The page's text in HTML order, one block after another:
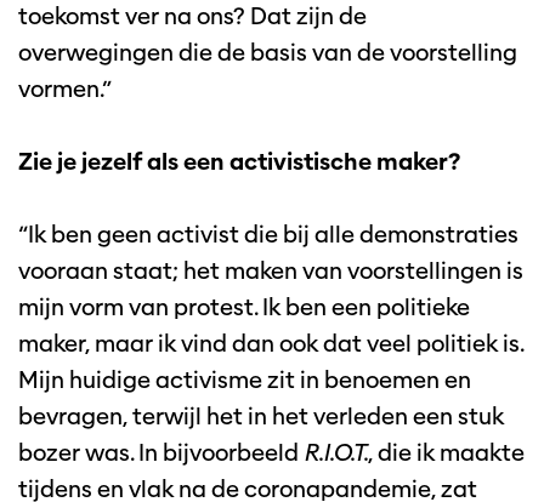
toekomst ver na ons? Dat zijn de
overwegingen die de basis van de voorstelling
vormen.”
Zie je jezelf als een activistische maker?
“Ik ben geen activist die bij alle demonstraties
vooraan staat; het maken van voorstellingen is
mijn vorm van protest. Ik ben een politieke
maker, maar ik vind dan ook dat veel politiek is.
Mijn huidige activisme zit in benoemen en
bevragen, terwijl het in het verleden een stuk
bozer was. In bijvoorbeeld R.I.O.T., die ik maakte
tijdens en vlak na de coronapandemie, zat